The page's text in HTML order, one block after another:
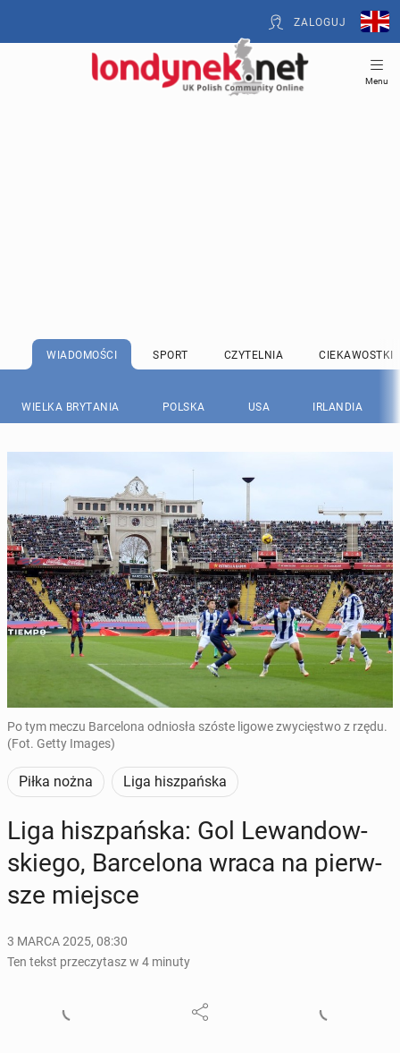
ZALOGUJ
Menu
WIADOMOŚCI SPORT CZYTELNIA CIEKAWOSTKI
WIELKA BRYTANIA POLSKA USA IRLANDIA
Po tym meczu Barcelona odniosła szóste ligowe zwycięstwo z rzędu.
(Fot. Getty Images)
Piłka nożna Liga hiszpańska
Liga hisz­pań­ska: Gol Le­wan­dow­
skie­go, Bar­ce­lo­na wraca na pierw­
sze miejsce
3 MARCA 2025, 08:30
Ten tekst przeczytasz w 4 minuty